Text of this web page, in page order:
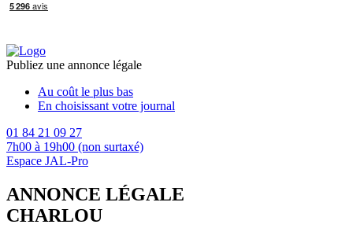
Publiez une annonce légale
Au coût le plus bas
En choisissant votre journal
01 84 21 09 27
7h00 à 19h00 (non surtaxé)
Espace JAL-Pro
ANNONCE LÉGALE
CHARLOU